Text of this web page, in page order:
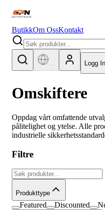
ButikkOm OssKontakt
Logg
Omskiftere
Oppdag vårt omfattende
pålitelighet og ytelse. Alle
industrielle
Filtre
Produkttype
Featured Discounted